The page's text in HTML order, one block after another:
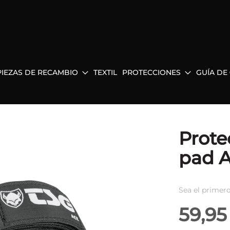
DE RECAMBIO TEXTIL PROTECCIONES GUÍA DE
pad
Sea el